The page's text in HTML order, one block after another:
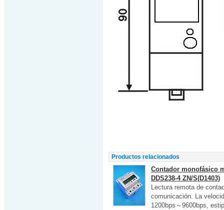
Productos relacionados
Contador monofásico
DDS238-4 ZN/S(D1403)
Lectura remota de
comunicación. La
1200bps～9600bps,